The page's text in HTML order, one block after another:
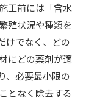
工前には「含水
殖状況や種類を
けでなく、どの
にどの薬剤が適
、必要最小限の
となく除去する